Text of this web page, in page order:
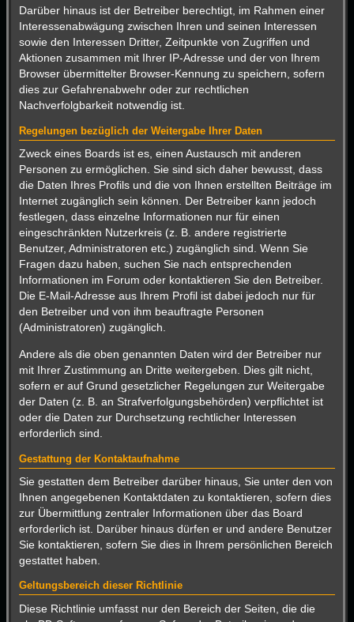
Darüber hinaus ist der Betreiber berechtigt, im Rahmen einer
Interessenabwägung zwischen Ihren und seinen Interessen
sowie den Interessen Dritter, Zeitpunkte von Zugriffen und
Aktionen zusammen mit Ihrer IP-Adresse und der von Ihrem
Browser übermittelter Browser-Kennung zu speichern, sofern
dies zur Gefahrenabwehr oder zur rechtlichen
Nachverfolgbarkeit notwendig ist.
Regelungen bezüglich der Weitergabe Ihrer Daten
Zweck eines Boards ist es, einen Austausch mit anderen
Personen zu ermöglichen. Sie sind sich daher bewusst, dass
die Daten Ihres Profils und die von Ihnen erstellten Beiträge im
Internet zugänglich sein können. Der Betreiber kann jedoch
festlegen, dass einzelne Informationen nur für einen
eingeschränkten Nutzerkreis (z. B. andere registrierte
Benutzer, Administratoren etc.) zugänglich sind. Wenn Sie
Fragen dazu haben, suchen Sie nach entsprechenden
Informationen im Forum oder kontaktieren Sie den Betreiber.
Die E-Mail-Adresse aus Ihrem Profil ist dabei jedoch nur für
den Betreiber und von ihm beauftragte Personen
(Administratoren) zugänglich.
Andere als die oben genannten Daten wird der Betreiber nur
mit Ihrer Zustimmung an Dritte weitergeben. Dies gilt nicht,
sofern er auf Grund gesetzlicher Regelungen zur Weitergabe
der Daten (z. B. an Strafverfolgungsbehörden) verpflichtet ist
oder die Daten zur Durchsetzung rechtlicher Interessen
erforderlich sind.
Gestattung der Kontaktaufnahme
Sie gestatten dem Betreiber darüber hinaus, Sie unter den von
Ihnen angegebenen Kontaktdaten zu kontaktieren, sofern dies
zur Übermittlung zentraler Informationen über das Board
erforderlich ist. Darüber hinaus dürfen er und andere Benutzer
Sie kontaktieren, sofern Sie dies in Ihrem persönlichen Bereich
gestattet haben.
Geltungsbereich dieser Richtlinie
Diese Richtlinie umfasst nur den Bereich der Seiten, die die